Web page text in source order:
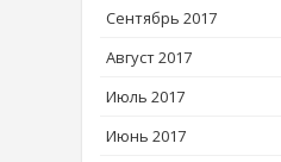
Сентябрь 2017
Август 2017
Июль 2017
Июнь 2017